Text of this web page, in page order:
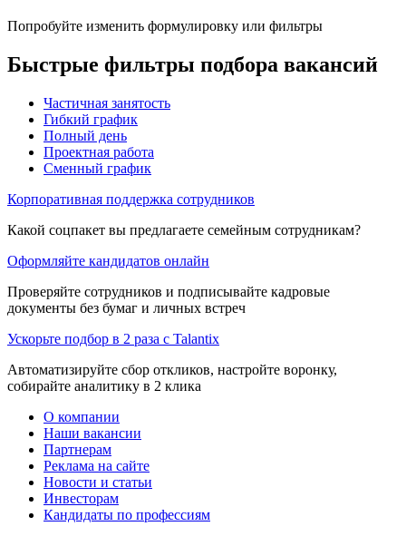
Попробуйте изменить формулировку или фильтры
Быстрые фильтры подбора вакансий
Частичная занятость
Гибкий график
Полный день
Проектная работа
Сменный график
Корпоративная поддержка сотрудников
Какой соцпакет вы предлагаете семейным сотрудникам?
Оформляйте кандидатов онлайн
Проверяйте сотрудников и подписывайте кадровые
документы без бумаг и личных встреч
Ускорьте подбор в 2 раза с Talantix
Автоматизируйте сбор откликов, настройте воронку,
собирайте аналитику в 2 клика
О компании
Наши вакансии
Партнерам
Реклама на сайте
Новости и статьи
Инвесторам
Кандидаты по профессиям